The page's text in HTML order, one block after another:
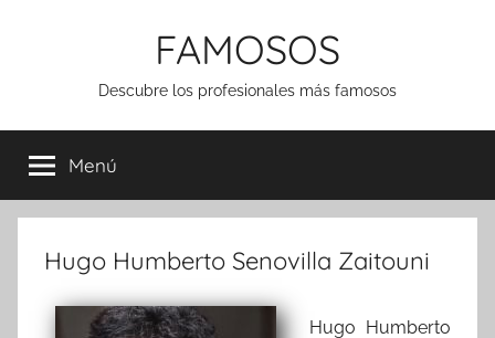
FAMOSOS
Descubre los profesionales más famosos
Menú
Hugo Humberto Senovilla Zaitouni
Hugo Humberto